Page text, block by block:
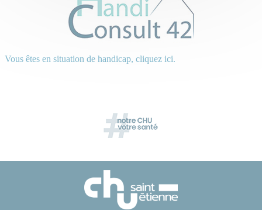
Vous êtes en situation de handicap, cliquez ici.